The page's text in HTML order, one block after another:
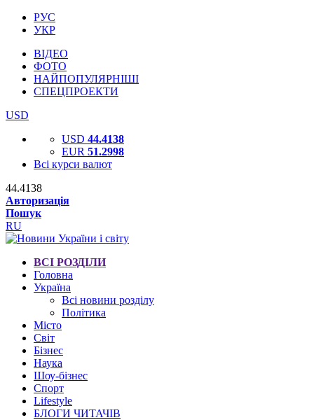
РУС
УКР
ВІДЕО
ФОТО
НАЙПОПУЛЯРНІШІ
СПЕЦПРОЕКТИ
USD
USD 44.4138
EUR 51.2998
Всі курси валют
44.4138
Авторизація
Пошук
RU
ВСІ РОЗДІЛИ
Головна
Україна
Всі новини розділу
Політика
Місто
Світ
Бізнес
Наука
Шоу-бізнес
Спорт
Lifestyle
БЛОГИ ЧИТАЧІВ